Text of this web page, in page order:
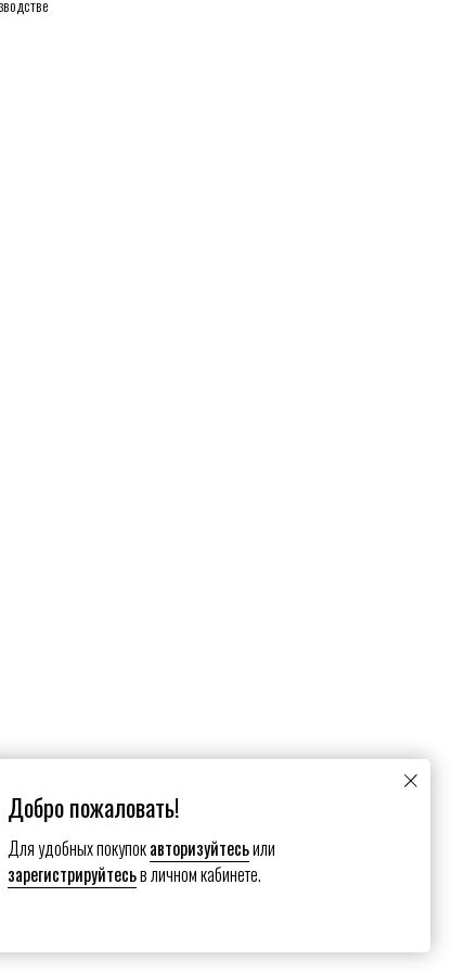
Добро пожаловать!
Для удобных покупокавторизуйтесьили
зарегистрируйтесьв личном кабинете.
Продолжая пользоваться сайтом вы
нами ваших файлов cookie.